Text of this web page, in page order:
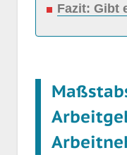
Fazit: Gibt